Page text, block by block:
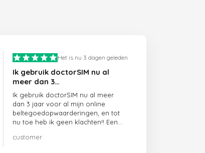
Het is nu 3 dagen geleden
Ik gebruik doctorSIM nu al
meer dan 3…
Ik gebruik doctorSIM nu al meer
dan 3 jaar voor al mijn online
beltegoedopwaarderingen, en tot
nu toe heb ik geen klachten!! Een
customer